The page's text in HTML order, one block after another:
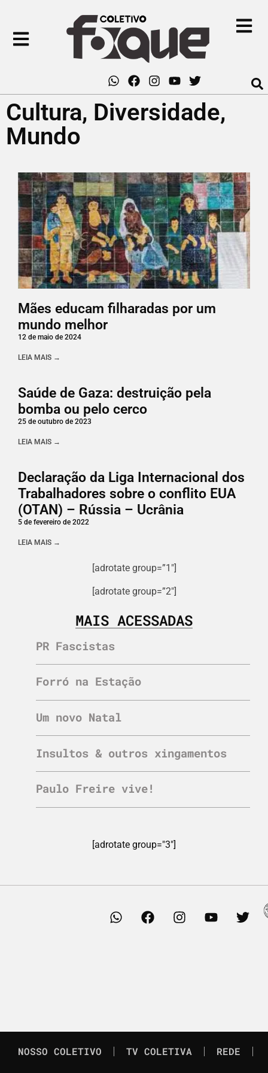
Cultura, Diversidade,
Mundo
Mães educam filharadas por um
mundo melhor
12 de maio de 2024
LEIA MAIS →
Saúde de Gaza: destruição pela
bomba ou pelo cerco
25 de outubro de 2023
LEIA MAIS →
Declaração da Liga Internacional dos
Trabalhadores sobre o conflito EUA
(OTAN) – Rússia – Ucrânia
5 de fevereiro de 2022
LEIA MAIS →
[adrotate group=”1″]
[adrotate group=”2″]
MAIS ACESSADAS
PR Fascistas
Forró na Estação
Um novo Natal
Insultos & outros xingamentos
Paulo Freire vive!
[adrotate group="3"]
NOSSO COLETIVO TV COLETIVA REDE